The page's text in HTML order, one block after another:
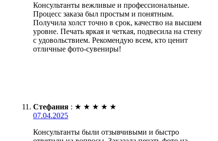
Консультанты вежливые и профессиональные.
Процесс заказа был простым и понятным.
Получила холст точно в срок, качество на высшем
уровне. Печать яркая и четкая, подвесила на стену
с удовольствием. Рекомендую всем, кто ценит
отличные фото-сувениры!
Стефания : ★ ★ ★ ★ ★
07.04.2025
Консультанты были отзывчивыми и быстро